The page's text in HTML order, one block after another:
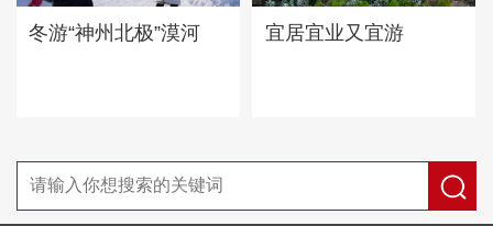
冬游“神州北极”漠河 宜居宜业又宜游